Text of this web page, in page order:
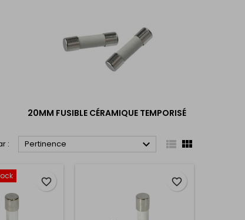
20MM FUSIBLE CÉRAMIQUE TEMPORISÉ
: Pertinence   
favorite_border favorite_border